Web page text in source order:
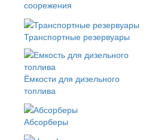
соорежения
Транспортные резервуары
Ёмкости для дизельного
топлива
Абсорберы